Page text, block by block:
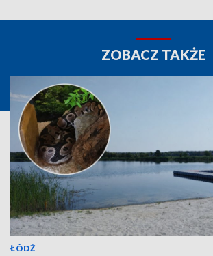
ZOBACZ TAKŻE
ŁÓDŹ